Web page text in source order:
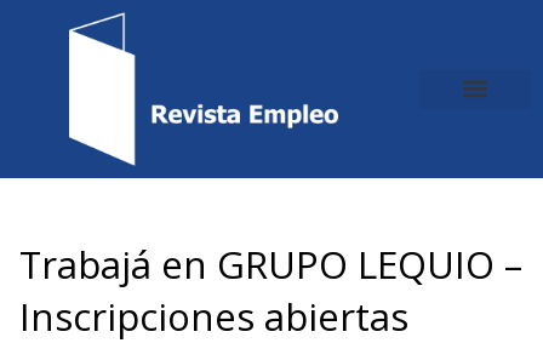
Trabajá en GRUPO LEQUIO –
Inscripciones abiertas